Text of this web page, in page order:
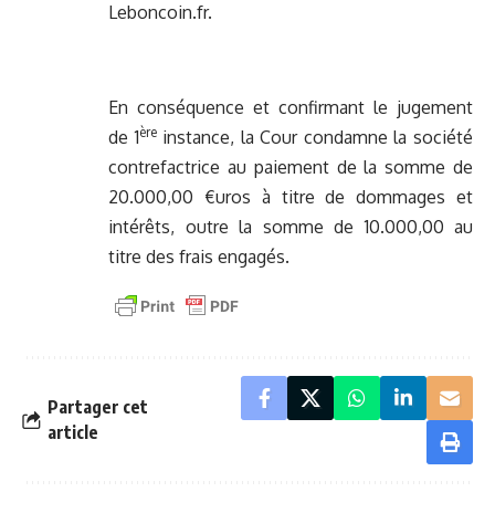
Leboncoin.fr.
En conséquence et confirmant le jugement
de 1èreinstance, la Cour condamne la société
contrefactrice au paiement de la somme de
20.000,00 €uros à titre de dommages et
intérêts, outre la somme de 10.000,00 au
titre des frais engagés.
Partager cet
article